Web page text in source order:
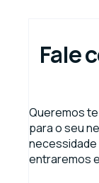
Fale
Queremos
para o seu
entraremos